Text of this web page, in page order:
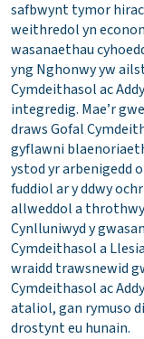
safbwynt tymor
weithredol yn
wasanaethau
yng Nghonwy yw
Cymdeithasol ac
integredig. Mae’r
draws Gofal
gyflawni
ystod yr arbenigedd
fuddiol ar y ddwy
allweddol a
Cynlluniwyd y
Cymdeithasol a
wraidd trawsnewid
Cymdeithasol ac
ataliol, gan rymuso
drostynt eu hunain.